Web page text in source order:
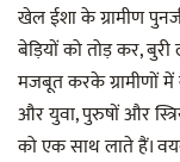
खेल ईशा के ग्रामीण
बेड़ियों को तोड़ कर,
मजबूत करके ग्रामीणों
और युवा, पुरुषों और
को एक साथ लाते हैं।